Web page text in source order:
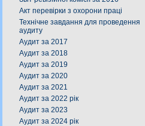
Акт перевірки з охорони праці
Технічне завдання для проведення
аудиту
Аудит за 2017
Аудит за 2018
Аудит за 2019
Аудит за 2020
Аудит за 2021
Аудит за 2022 рік
Аудит за 2023
Аудит за 2024 рік